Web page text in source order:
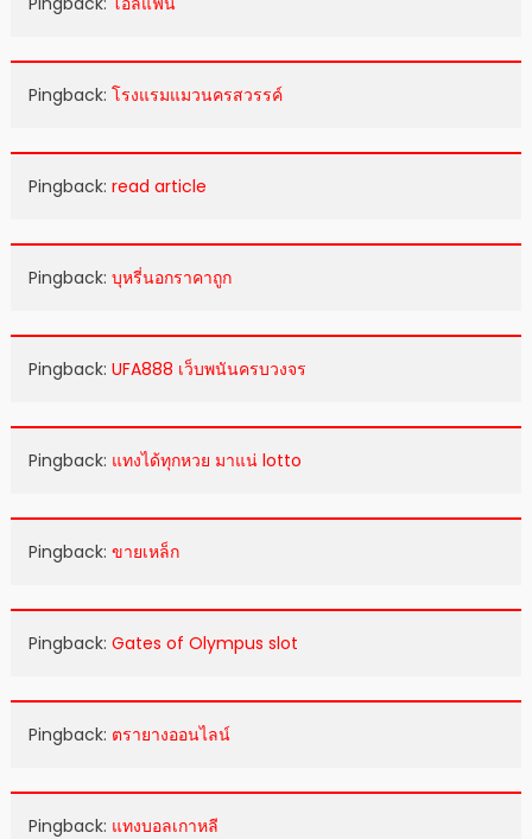
Pingback: โรงแรมแมวนครสวรรค์
Pingback: read article
Pingback: บุหรี่นอกราคาถูก
Pingback: UFA888 เว็บพนันครบวงจร
Pingback: แทงได้ทุกหวย มาแน่ lotto
Pingback: ขายเหล็ก
Pingback: Gates of Olympus slot
Pingback: ตรายางออนไลน์
Pingback: แทงบอลเกาหลี